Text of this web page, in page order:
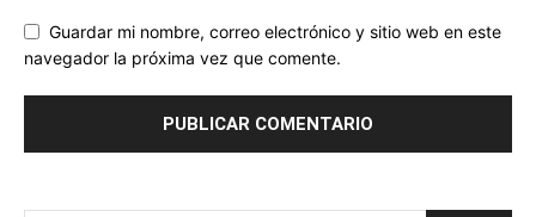
Guardar mi nombre, correo electrónico y sitio web en este
navegador la próxima vez que comente.